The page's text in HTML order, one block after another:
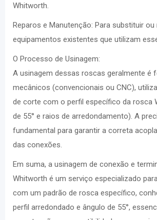
Whitworth.
Reparos e Manutenção: Para substituir
equipamentos existentes que utilizam
O Processo de Usinagem:
A usinagem dessas roscas geralmente é
mecânicos (convencionais ou CNC),
de corte com o perfil específico da rosca
de 55° e raios de arredondamento). A
fundamental para garantir a correta
das conexões.
Em suma, a usinagem de conexão e
Whitworth é um serviço especializado
com um padrão de rosca específico,
perfil arredondado e ângulo de 55°,